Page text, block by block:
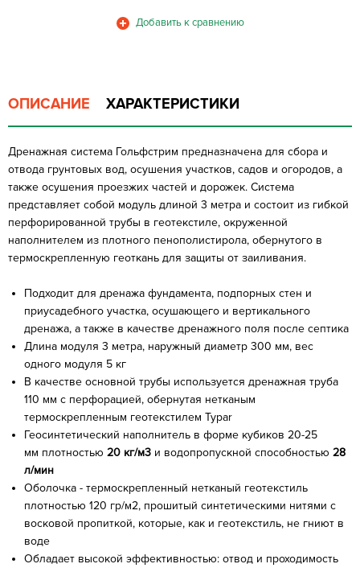
ОПИСАНИЕ ХАРАКТЕРИСТИКИ
Дренажная система Гольфстрим предназначена для сбора и
отвода грунтовых вод, осушения участков, садов и огородов, а
также осушения проезжих частей и дорожек. Система
представляет собой модуль длиной 3 метра и состоит из гибкой
перфорированной трубы в геотекстиле, окруженной
наполнителем из плотного пенополистирола, обернутого в
термоскрепленную геоткань для защиты от заиливания.
Подходит для дренажа фундамента, подпорных стен и
приусадебного участка, осушающего и вертикального
дренажа, а также в качестве дренажного поля после септика
Длина модуля 3 метра, наружный диаметр 300 мм, вес
одного модуля 5 кг
В качестве основной трубы используется дренажная труба
110 мм с перфорацией, обернутая нетканым
термоскрепленным геотекстилем Typar
Геосинтетический наполнитель в форме кубиков 20-25
мм плотностью 20 кг/м3 и водопропускной способностью 28
л/мин
Оболочка - термоскрепленный нетканый геотекстиль
плотностью 120 гр/м2, прошитый синтетическими нитями с
восковой пропиткой, которые, как и геотекстиль, не гниют в
воде
Обладает высокой эффективностью: отвод и проходимость